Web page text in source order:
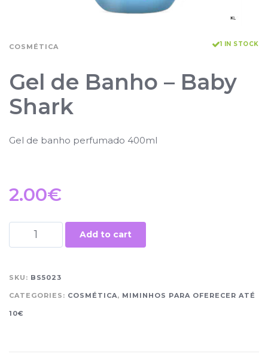
COSMÉTICA 1 IN STOCK
Gel de Banho – Baby
Shark
Gel de banho perfumado 400ml
2.00€
Add to cart
SKU: BS5023
CATEGORIES: COSMÉTICA, MIMINHOS PARA OFERECER ATÉ
10€